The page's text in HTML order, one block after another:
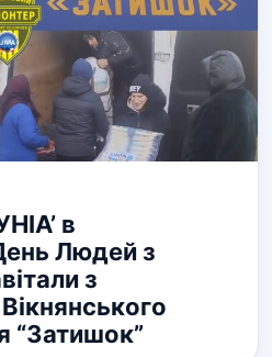
в
Людей з
з
“Затишок”